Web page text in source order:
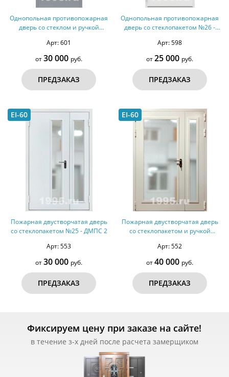
Однопольная противопожарная
дверь со стеклом и ручкой
Арт: 601
от30 000 руб.
ПРЕДЗАКАЗ
Однопольная противопожарная
дверь со стеклопакетом №26 -
Арт: 598
от25 000 руб.
ПРЕДЗАКАЗ
EI-60
Пожарная двустворчатая дверь
со стеклопакетом №25 - ДМПС 2
Арт: 553
от30 000 руб.
ПРЕДЗАКАЗ
EI-60
Пожарная двустворчатая дверь
со стеклопакетом и ручкой
Арт: 552
от40 000 руб.
ПРЕДЗАКАЗ
Фиксируем цену при заказе на сайте!
в течение з-х дней после расчета замерщиком